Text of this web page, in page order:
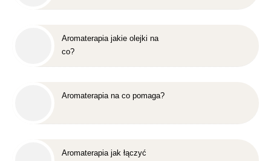
Aromaterapia jakie olejki na
co?
Aromaterapia na co pomaga?
Aromaterapia jak łączyć